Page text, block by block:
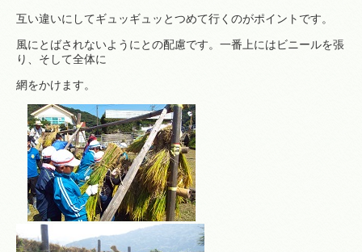
互い違いにしてギュッギュッとつめて行くのがポイントです。
風にとばされないようにとの配慮です。一番上にはビニールを張
り、そして全体に
網をかけます。